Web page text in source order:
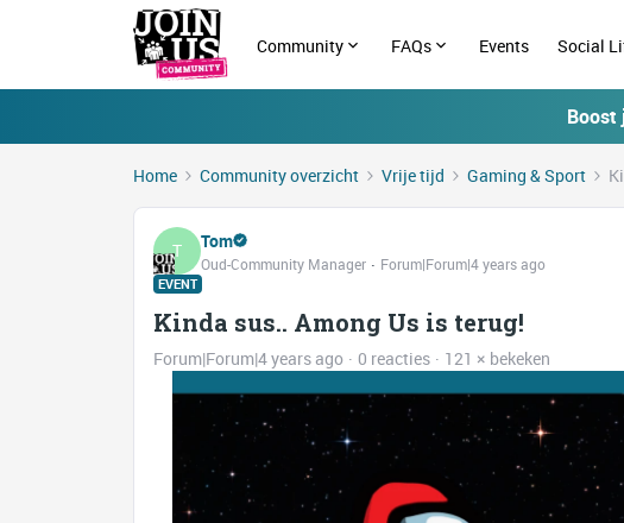
Community FAQs Events Social
Boost
Home Community overzicht Vrije tijd Gaming & Sport
T Tom
Oud-Community Manager Forum|Forum|4 years ago
EVENT
Kinda sus.. Among Us is terug!
Forum|Forum|4 years ago 0 reacties 121 × bekeken